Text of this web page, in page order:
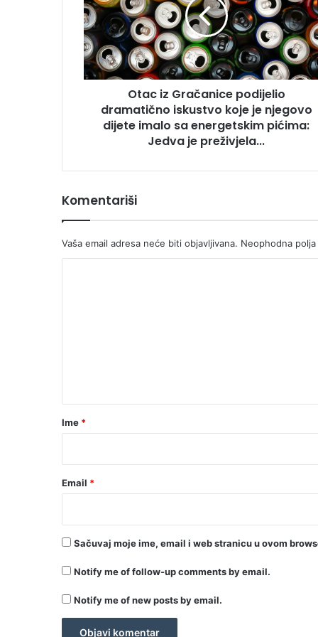
podijelio
dramatično
iskustvo
koje
je
njegovo
imalo
preživjela...
Otac iz Gračanice podijelio
dramatično iskustvo koje je njegovo
dijete imalo sa energetskim pićima:
Jedva je preživjela...
Komentariši
Vaša email adresa neće biti objavljivana. Neophodna
r
Ime *
Email *
Sačuvaj moje ime, email i web stranicu u ovom
Notify me of follow-up comments by email.
Notify me of new posts by email.